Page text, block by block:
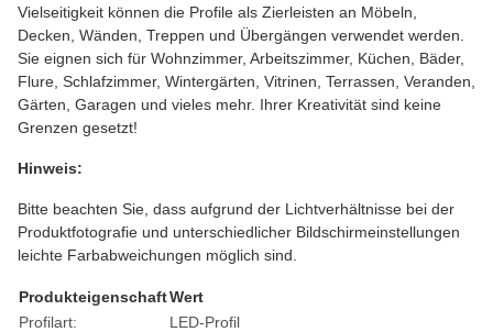
Vielseitigkeit können die Profile als Zierleisten an Möbeln,
Decken, Wänden, Treppen und Übergängen verwendet werden.
Sie eignen sich für Wohnzimmer, Arbeitszimmer, Küchen, Bäder,
Flure, Schlafzimmer, Wintergärten, Vitrinen, Terrassen, Veranden,
Gärten, Garagen und vieles mehr. Ihrer Kreativität sind keine
Grenzen gesetzt!
Hinweis:
Bitte beachten Sie, dass aufgrund der Lichtverhältnisse bei der
Produktfotografie und unterschiedlicher Bildschirmeinstellungen
leichte Farbabweichungen möglich sind.
ProdukteigenschaftWert
Profilart:
LED-Profil